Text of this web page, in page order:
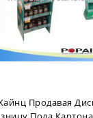
Стоящую